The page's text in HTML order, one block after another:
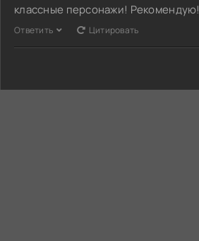
классные персонажи! Рекомендую!
Ответить Цитировать